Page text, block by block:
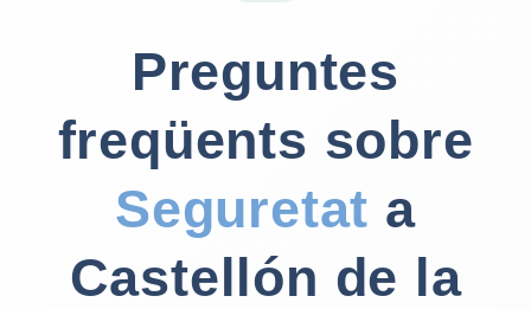
Preguntes
freqüents sobre
Seguretat a
Castellón de la